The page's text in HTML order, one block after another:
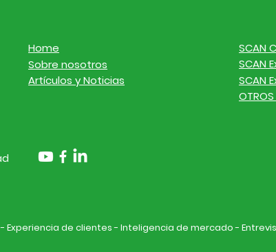
Home
Sobre nosotros
Artículos y Noticias
SCAN
SCAN
SCAN
OTROS
de clientes - Inteligencia de mercado -